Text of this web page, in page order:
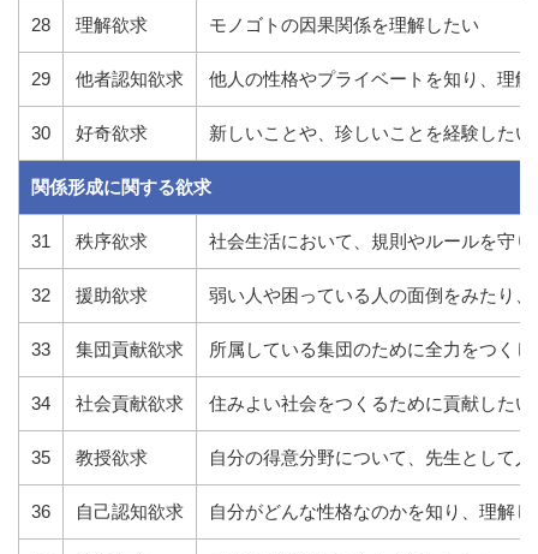
28 理解欲求 モノゴトの因果関係を理解したい
29 他者認知欲求 他人の性格やプライベートを知り、理解
30 好奇欲求 新しいことや、珍しいことを経験したい
関係形成に関する欲求
31 秩序欲求 社会生活において、規則やルールを守り
32 援助欲求 弱い人や困っている人の面倒をみたり
33 集団貢献欲求 所属している集団のために全力をつくし
34 社会貢献欲求 住みよい社会をつくるために貢献したい
35 教授欲求 自分の得意分野について、先生として
36 自己認知欲求 自分がどんな性格なのかを知り、理解し